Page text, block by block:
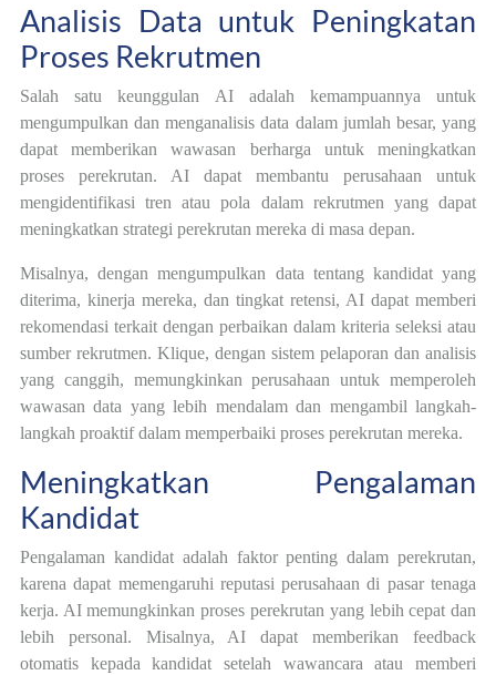
Analisis Data untuk Peningkatan
Proses Rekrutmen
Salah satu keunggulan AI adalah kemampuannya untuk
mengumpulkan dan menganalisis data dalam jumlah besar, yang
dapat memberikan wawasan berharga untuk meningkatkan
proses perekrutan. AI dapat membantu perusahaan untuk
mengidentifikasi tren atau pola dalam rekrutmen yang dapat
meningkatkan strategi perekrutan mereka di masa depan.
Misalnya, dengan mengumpulkan data tentang kandidat yang
diterima, kinerja mereka, dan tingkat retensi, AI dapat memberi
rekomendasi terkait dengan perbaikan dalam kriteria seleksi atau
sumber rekrutmen. Klique, dengan sistem pelaporan dan analisis
yang canggih, memungkinkan perusahaan untuk memperoleh
wawasan data yang lebih mendalam dan mengambil langkah-
langkah proaktif dalam memperbaiki proses perekrutan mereka.
Meningkatkan Pengalaman
Kandidat
Pengalaman kandidat adalah faktor penting dalam perekrutan,
karena dapat memengaruhi reputasi perusahaan di pasar tenaga
kerja. AI memungkinkan proses perekrutan yang lebih cepat dan
lebih personal. Misalnya, AI dapat memberikan feedback
otomatis kepada kandidat setelah wawancara atau memberi